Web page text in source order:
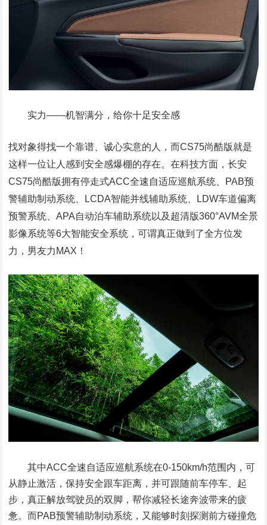
实力——机智满分，给你十足安全感
找对象得找一个靠谱、诚心实意的人，而CS75尚酷版就是
这样一位让人感到安全感爆棚的存在。在科技方面，长安
CS75尚酷版拥有停走式ACC全速自适应巡航系统、PAB预
警辅助制动系统、LCDA智能并线辅助系统、LDW车道偏离
预警系统、APA自动泊车辅助系统以及超清版360°AVM全景
影像系统等6大智能安全系统，可谓真正做到了全方位发
力，男友力MAX！
其中ACC全速自适应巡航系统在0-150km/h范围内，可
从静止激活，保持安全跟车距离，并可跟随前车停车、起
步，真正解放驾驶员的双脚，帮你减轻长途奔波带来的疲
惫。而PAB预警辅助制动系统，又能够时刻探测前方碰撞危